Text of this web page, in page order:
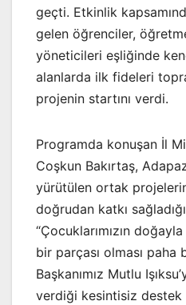
geçti. Etkinlik
gelen öğrenciler,
yöneticileri eşliğinde
alanlarda ilk fideleri
projenin startını verdi.
Programda konuşan İl
Coşkun Bakırtaş,
yürütülen ortak
doğrudan katkı
“Çocuklarımızın
bir parçası olması paha
Başkanımız Mutlu
verdiği kesintisiz destek